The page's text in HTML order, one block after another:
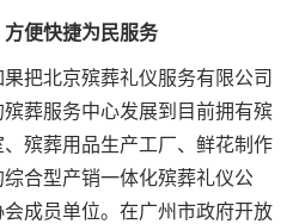
便快捷为民服务
北京殡葬礼仪服务有限公司
葬服务中心发展到目前拥有殡
殡葬用品生产工厂、鲜花制作
合型产销一体化殡葬礼仪公
成员单位。在广州市政府开放